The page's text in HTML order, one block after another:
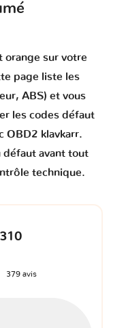
orange sur votre
page liste les
ABS) et vous
les codes défaut
OBD2 klavkarr.
avant tout
technique.
379 avis